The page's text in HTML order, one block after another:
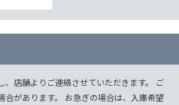
、店舗よりご連絡させていただきます。 ご
合があります。 お急ぎの場合は、入庫希望